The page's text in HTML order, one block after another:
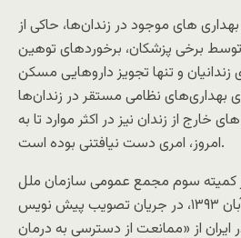
هاى موجود در زندان‌ها، حاکى از
برخى پزشکان، برخوردهاى توهین
زندانیان و تنها تجویز داروهایى مسکن
بهداری‌های نظامی مستقر در زندان‌ها
خارج از زندان نیز در اکثر موارد تا به
امروز، امرى دست نیافتنى بوده است.
سوم مجمع عمومی سازمان ملل
متحد، روز سه شنبه ۲۷ آبان ۱۳۹۳، در جریان تصویب پیش نویس
از «ممانعت از دسترسی به درمان